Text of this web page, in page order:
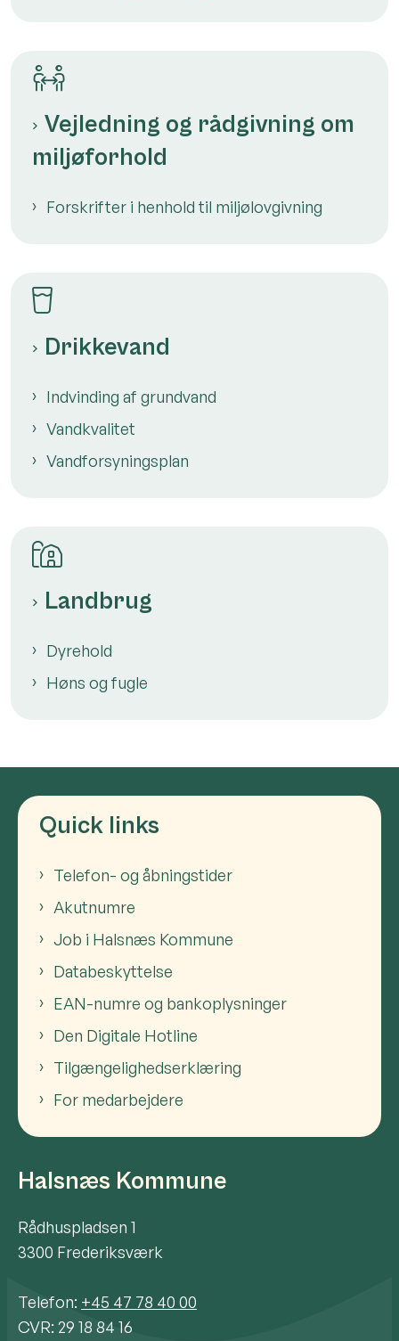
Vejledning og rådgivning om
miljøforhold
Forskrifter i henhold til miljølovgivning
Drikkevand
Indvinding af grundvand
Vandkvalitet
Vandforsyningsplan
Landbrug
Dyrehold
Høns og fugle
Quick links
Telefon- og åbningstider
Akutnumre
Job i Halsnæs Kommune
Databeskyttelse
EAN-numre og bankoplysninger
Den Digitale Hotline
Tilgængelighedserklæring
For medarbejdere
Halsnæs Kommune
Rådhuspladsen 1
3300 Frederiksværk
Telefon: +45 47 78 40 00
CVR: 29 18 84 16